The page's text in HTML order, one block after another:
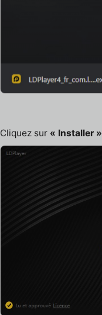
Cliquez sur « Installer »